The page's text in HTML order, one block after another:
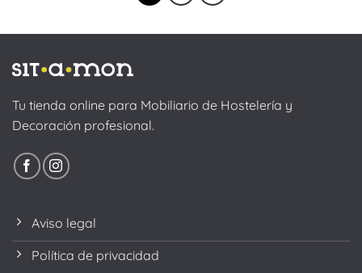
Tu tienda online para Mobiliario de Hostelería y
Decoración profesional.
Aviso legal
Política de privacidad